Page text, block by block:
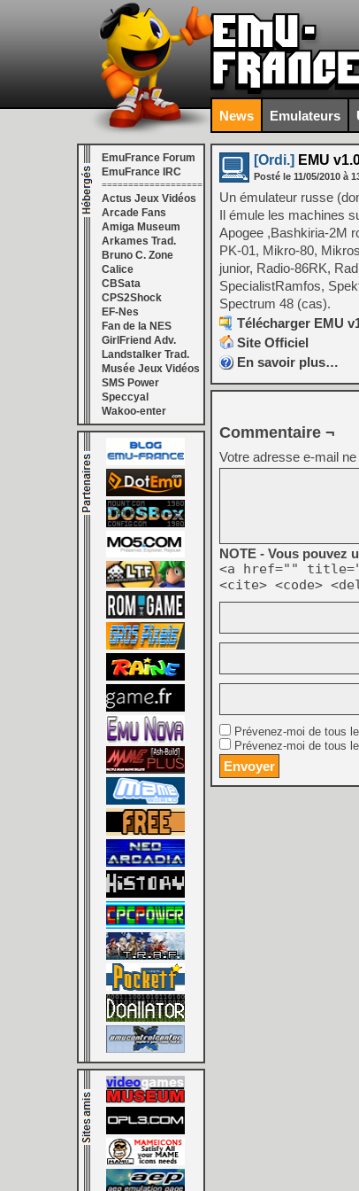
News Emulateurs
EmuFrance Forum
EmuFrance IRC
===================
Actus Jeux Vidéos
Arcade Fans
Amiga Museum
Arkames Trad.
Bruno C. Zone
Calice
CBSata
CPS2Shock
EF-Nes
Fan de la NES
GirlFriend Adv.
Landstalker Trad.
Musée Jeux Vidéos
SMS Power
Speccyal
Wakoo-enter
[Ordi.] EMU
Posté le 11/05/2010 à
Un émulateur russe
Il émule les machines
Apogee ,Bashkiria-2M
PK-01, Mikro-80,
junior, Radio-86RK,
SpecialistRamfos,
Spectrum 48 (cas).
Télécharger EMU
Site Officiel
En savoir plus…
Commentaire ¬
Votre adresse e-mail
NOTE - Vous pouvez
<a href=""
<cite> <code>
Prévenez-moi de tous
Prévenez-moi de tous